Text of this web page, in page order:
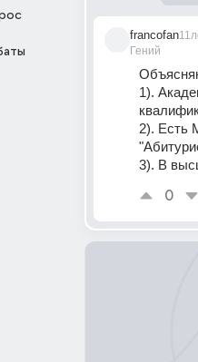
francofan
Гений
1).
2). Есть
3). В
0